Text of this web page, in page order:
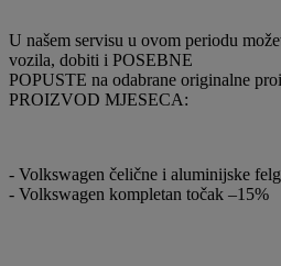
U našem servisu u ovom periodu
vozila, dobiti i POSEBNE
POPUSTE na odabrane originalne
PROIZVOD MJESECA:
- Volkswagen čelične i aluminijske
- Volkswagen kompletan točak –15%